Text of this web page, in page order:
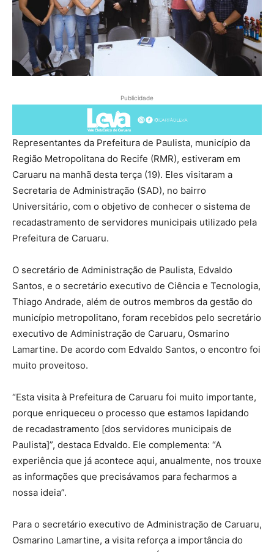
Publicidade
Representantes da Prefeitura de Paulista, município da
Região Metropolitana do Recife (RMR), estiveram em
Caruaru na manhã desta terça (19). Eles visitaram a
Secretaria de Administração (SAD), no bairro
Universitário, com o objetivo de conhecer o sistema de
recadastramento de servidores municipais utilizado pela
Prefeitura de Caruaru.
O secretário de Administração de Paulista, Edvaldo
Santos, e o secretário executivo de Ciência e Tecnologia,
Thiago Andrade, além de outros membros da gestão do
município metropolitano, foram recebidos pelo secretário
executivo de Administração de Caruaru, Osmarino
Lamartine. De acordo com Edvaldo Santos, o encontro foi
muito proveitoso.
“Esta visita à Prefeitura de Caruaru foi muito importante,
porque enriqueceu o processo que estamos lapidando
de recadastramento [dos servidores municipais de
Paulista]”, destaca Edvaldo. Ele complementa: “A
experiência que já acontece aqui, anualmente, nos trouxe
as informações que precisávamos para fecharmos a
nossa ideia”.
Para o secretário executivo de Administração de Caruaru,
Osmarino Lamartine, a visita reforça a importância do